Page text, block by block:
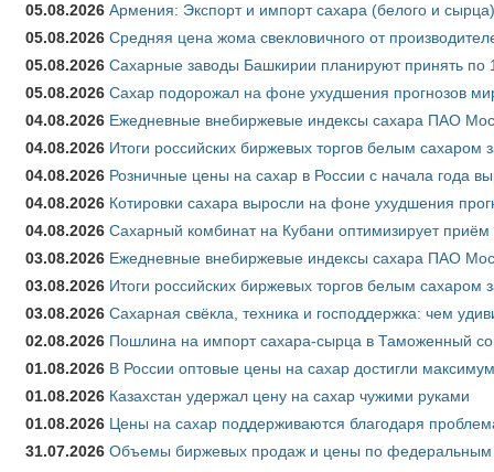
05.08.2026 Армения: Экспорт и импорт сахара (белого и
05.08.2026 Средняя цена жома свекловичного от
05.08.2026 Сахарные заводы Башкирии планируют принять по
05.08.2026 Сахар подорожал на фоне ухудшения прогнозов
04.08.2026 Ежедневные внебиржевые индексы сахара ПАО
04.08.2026 Итоги российских биржевых торгов белым сахаром
04.08.2026 Розничные цены на сахар в России с начала года
04.08.2026 Котировки сахара выросли на фоне ухудшения
04.08.2026 Сахарный комбинат на Кубани оптимизирует приём
03.08.2026 Ежедневные внебиржевые индексы сахара ПАО
03.08.2026 Итоги российских биржевых торгов белым сахаром
03.08.2026 Сахарная свёкла, техника и господдержка: чем
02.08.2026 Пошлина на импорт сахара-сырца в Таможенный
01.08.2026 В России оптовые цены на сахар достигли
01.08.2026 Казахстан удержал цену на сахар чужими руками
01.08.2026 Цены на сахар поддерживаются благодаря
31.07.2026 Объемы биржевых продаж и цены по федеральным